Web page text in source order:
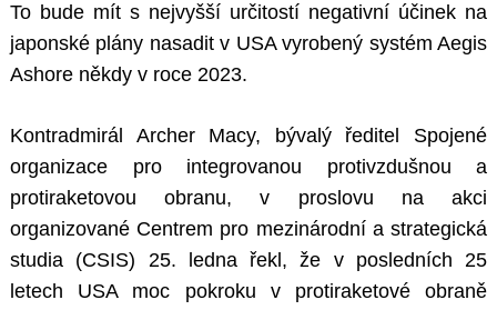
To bude mít s nejvyšší určitostí negativní účinek na
japonské plány nasadit v USA vyrobený systém Aegis
Ashore někdy v roce 2023.
Kontradmirál Archer Macy, bývalý ředitel Spojené
organizace pro integrovanou protivzdušnou a
protiraketovou obranu, v proslovu na akci
organizované Centrem pro mezinárodní a strategická
studia (CSIS) 25. ledna řekl, že v posledních 25
letech USA moc pokroku v protiraketové obraně